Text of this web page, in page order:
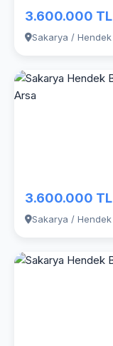
3.600.000 TL
Sakarya / Hendek
3.600.000 TL
Sakarya / Hendek